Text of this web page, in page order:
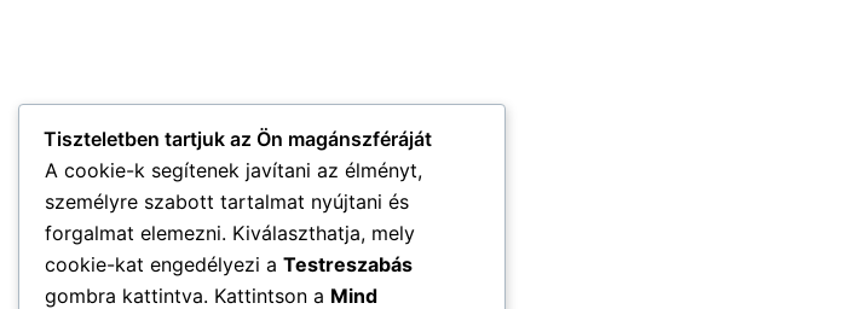
Tiszteletben tartjuk az Ön magánszféráját
A cookie-k segítenek javítani az élményt,
személyre szabott tartalmat nyújtani és
forgalmat elemezni. Kiválaszthatja, mely
cookie-kat engedélyezi a Testreszabás
gombra kattintva. Kattintson a Mind